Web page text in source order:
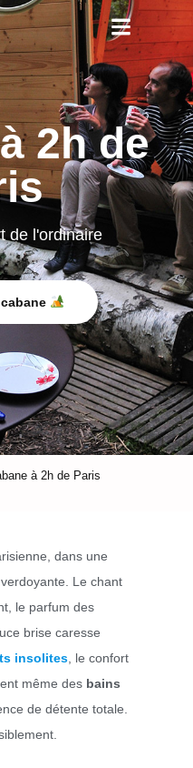
2h de
de l'ordinaire
à 2h de Paris
dans une
Le chant
le parfum des
brise caresse
insolites , le confort
même des bains
de détente totale.